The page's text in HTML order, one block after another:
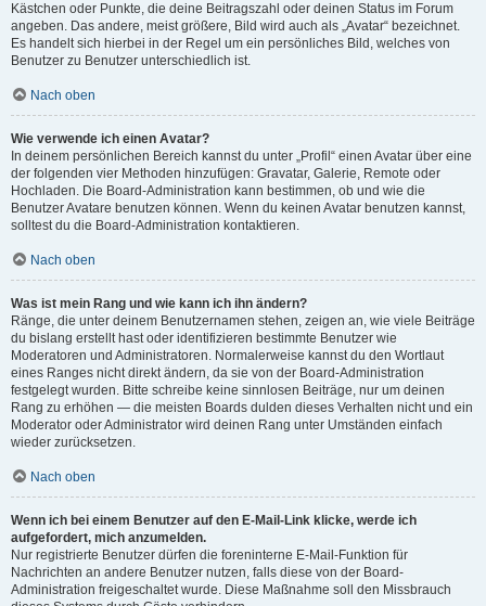
Kästchen oder Punkte, die deine Beitragszahl oder deinen Status im Forum
angeben. Das andere, meist größere, Bild wird auch als „Avatar“ bezeichnet.
Es handelt sich hierbei in der Regel um ein persönliches Bild, welches von
Benutzer zu Benutzer unterschiedlich ist.
Nach oben
Wie verwende ich einen Avatar?
In deinem persönlichen Bereich kannst du unter „Profil“ einen Avatar über eine
der folgenden vier Methoden hinzufügen: Gravatar, Galerie, Remote oder
Hochladen. Die Board-Administration kann bestimmen, ob und wie die
Benutzer Avatare benutzen können. Wenn du keinen Avatar benutzen kannst,
solltest du die Board-Administration kontaktieren.
Nach oben
Was ist mein Rang und wie kann ich ihn ändern?
Ränge, die unter deinem Benutzernamen stehen, zeigen an, wie viele Beiträge
du bislang erstellt hast oder identifizieren bestimmte Benutzer wie
Moderatoren und Administratoren. Normalerweise kannst du den Wortlaut
eines Ranges nicht direkt ändern, da sie von der Board-Administration
festgelegt wurden. Bitte schreibe keine sinnlosen Beiträge, nur um deinen
Rang zu erhöhen — die meisten Boards dulden dieses Verhalten nicht und ein
Moderator oder Administrator wird deinen Rang unter Umständen einfach
wieder zurücksetzen.
Nach oben
Wenn ich bei einem Benutzer auf den E-Mail-Link klicke, werde ich
aufgefordert, mich anzumelden.
Nur registrierte Benutzer dürfen die foreninterne E-Mail-Funktion für
Nachrichten an andere Benutzer nutzen, falls diese von der Board-
Administration freigeschaltet wurde. Diese Maßnahme soll den Missbrauch